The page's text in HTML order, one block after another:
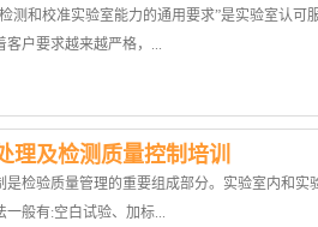
检测和校准实验室能力的通用要求”是实验室认可
客户要求越来越严格，...
不断涌现，越来越多的企业着手建立内部实验室
检测数据的准确性和可靠性往往受到客户和消费
：2005对实验室的质量体系的各个要素进行了
审核依据的实验室能力认可是国际通行做法，也
理及检测质量控制培训
是检验质量管理的重要组成部分。实验室内和实
一般有:空白试验、加标...